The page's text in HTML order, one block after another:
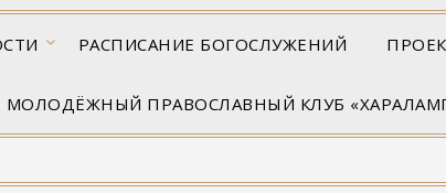
РАСПИСАНИЕ БОГОСЛУЖЕНИЙ
МОЛОДЁЖНЫЙ ПРАВОСЛАВНЫЙ КЛУБ